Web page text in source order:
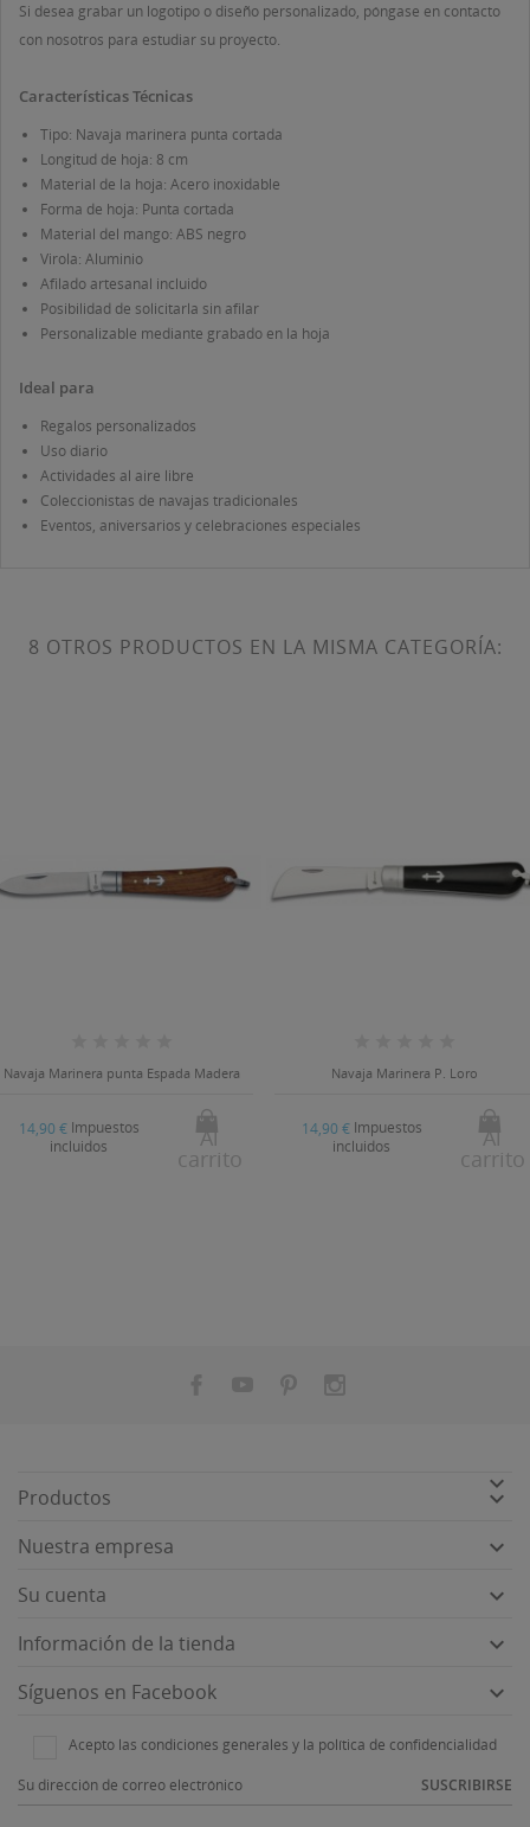
Si desea grabar un logotipo o diseño personalizado, póngase en contacto
con nosotros para estudiar su proyecto.
Características Técnicas
Tipo: Navaja marinera punta cortada
Longitud de hoja: 8 cm
Material de la hoja: Acero inoxidable
Forma de hoja: Punta cortada
Material del mango: ABS negro
Virola: Aluminio
Afilado artesanal incluido
Posibilidad de solicitarla sin afilar
Personalizable mediante grabado en la hoja
Ideal para
Regalos personalizados
Uso diario
Actividades al aire libre
Coleccionistas de navajas tradicionales
Eventos, aniversarios y celebraciones especiales
8 OTROS PRODUCTOS EN LA MISMA CATEGORÍA:
Navaja Marinera punta Espada Madera
14,90 € Impuestos
incluidos
Al
carrito
Navaja Marinera P. Loro
14,90 € Impuestos
incluidos
Al
carrito

Productos 
Nuestra empresa 
Su cuenta 
Información de la tienda 
Síguenos en Facebook 
Acepto las condiciones generales y la política de confidencialidad
SUSCRIBIRSE